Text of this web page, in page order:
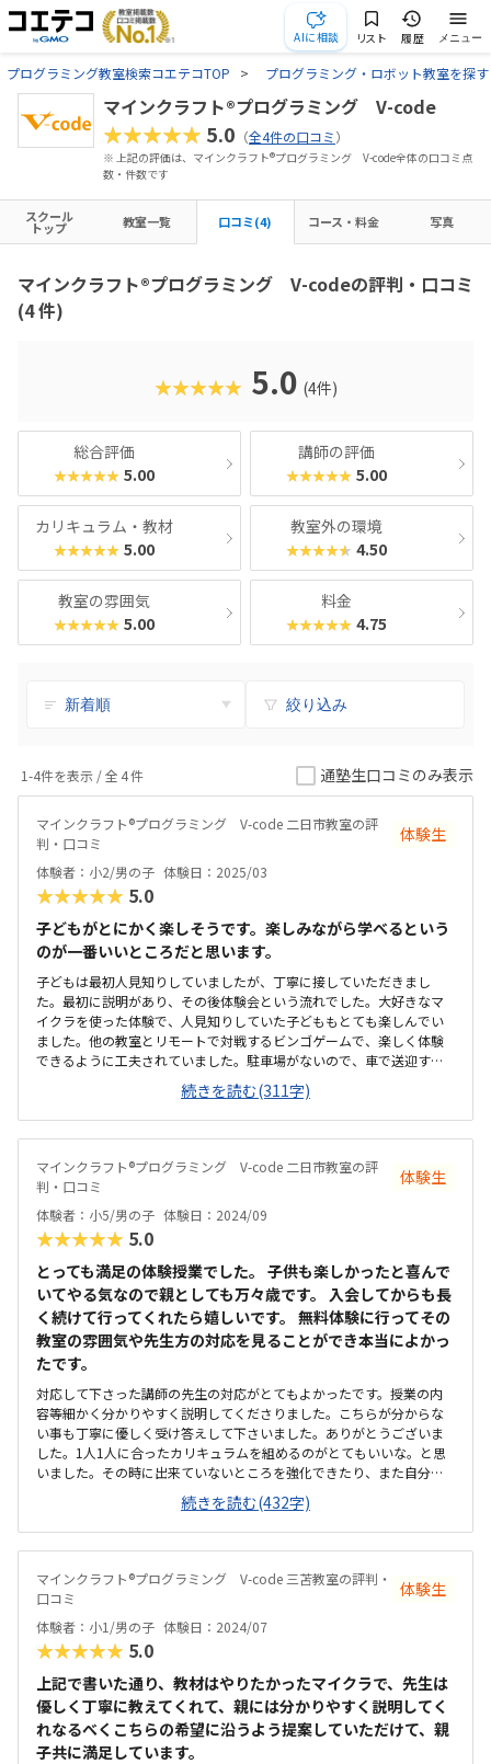
AIに相談 リスト 履歴 メニュー
プログラミング教室検索コエテコTOP プログラミング・ロボット教室を探す
マインクラフト®プログラミング V-code
★★★★★ 5.0 （全4件の口コミ）
※ 上記の評価は、マインクラフト®プログラミング V-code全体の口コミ点
数・件数です
スクール
トップ 教室一覧 口コミ(4) コース・料金 写真
マインクラフト®プログラミング V-codeの評判・口コミ
(4 件)
★★★★★ 5.0 (4件)
総合評価
★★★★★ 5.00
講師の評価
★★★★★ 5.00
カリキュラム・教材
★★★★★ 5.00
教室外の環境
★★★★★ 4.50
教室の雰囲気
★★★★★ 5.00
料金
★★★★★ 4.75
絞り込み
1-4件を表示 / 全 4件 通塾生口コミのみ表示
マインクラフト®プログラミング V-code 二日市教室の評
判・口コミ
体験生
体験者：小2/男の子 体験日：2025/03
★★★★★ 5.0
子どもがとにかく楽しそうです。楽しみながら学べるという
のが一番いいところだと思います。
子どもは最初人見知りしていましたが、丁寧に接していただきまし
た。最初に説明があり、その後体験会という流れでした。大好きなマ
イクラを使った体験で、人見知りしていた子どももとても楽しんでい
ました。他の教室とリモートで対戦するビンゴゲームで、楽しく体験
できるように工夫されていました。駐車場がないので、車で送迎する
には少し不便だと感じました。歩いて行ける距離ならば良いと思いま
す。塾の中に教室があります。設備は問題なく、パソコンは1人一台で
す。教材の購入はないようです。春季講習に申し込みましたが、時間数
もしっかりとありお得でした。通常期の教室は、他の習い事と比べる
と少し高めかと思いますが、プログラミング教室としては普通です。
続きを読む(311字)
マインクラフト®プログラミング V-code 二日市教室の評
判・口コミ
体験生
体験者：小5/男の子 体験日：2024/09
★★★★★ 5.0
とっても満足の体験授業でした。 子供も楽しかったと喜んで
いてやる気なので親としても万々歳です。 入会してからも長
く続けて行ってくれたら嬉しいです。 無料体験に行ってその
教室の雰囲気や先生方の対応を見ることができ本当によかっ
たです。
対応して下さった講師の先生の対応がとてもよかったです。授業の内
容等細かく分かりやすく説明してくださりました。こちらが分からな
い事も丁寧に優しく受け答えして下さいました。ありがとうございま
した。1人1人に合ったカリキュラムを組めるのがとてもいいな。と思
いました。その時に出来ていないところを強化できたり、また自分が
勉強したいと思ったところを強化できたり必要に応じて組み替えられ
るのが魅力的だと思いました。有難いことに家から近いので子供だけ
でも安心して通わせれるのと駅近なので人通りもあるので安心です。
とても明るく整理整頓されていると感じました。広さも十分で学習し
やすい空間だと思いました。他の教室に比べて比較的良心的な価格設
定だと感じました。授業の振替もちゃんと対応して下さるみたいなの
で行けないときの授業を無駄にせずに済むのでとても助かります。子
供が先生が優しくて分かりやすかったと言っていました。子供に対し
ても親に対しても優しく対応がとてもよくて嬉しかったです。
続きを読む(432字)
マインクラフト®プログラミング V-code 三苫教室の評判・
口コミ
体験生
体験者：小1/男の子 体験日：2024/07
★★★★★ 5.0
上記で書いた通り、教材はやりたかったマイクラで、先生は
優しく丁寧に教えてくれて、親には分かりやすく説明してく
れなるべくこちらの希望に沿うよう提案していただけて、親
子共に満足しています。